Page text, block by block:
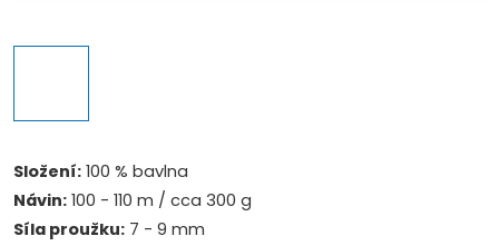
Složení: 100 % bavlna
Návin: 100 - 110 m / cca 300 g
Síla proužku: 7 - 9 mm